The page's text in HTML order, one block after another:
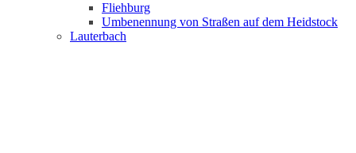
Fliehburg
Umbenennung von Straßen auf dem Heidstock
Lauterbach